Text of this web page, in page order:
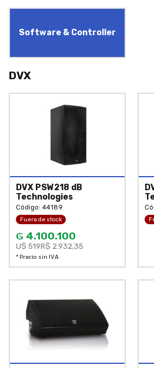
Software & Controller
DVX
DVX PSW218 dB
Technologies
Código: 44189
Fuera de stock
₲ 4.100.100
U$ 519R$ 2.932,35
* Precio sin IVA